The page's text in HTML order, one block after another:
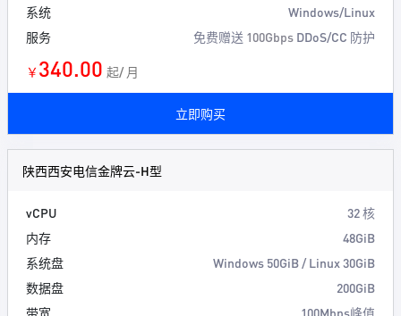
系统
Windows/Linux
服务
免费赠送 100Gbps DDoS/CC 防护
￥ 340.00 起/ 月
立即购买
陕西西安电信金牌云-H型
vCPU
32 核
内存
48GiB
系统盘
Windows 50GiB / Linux 30GiB
数据盘
200GiB
带宽
100Mbps峰值